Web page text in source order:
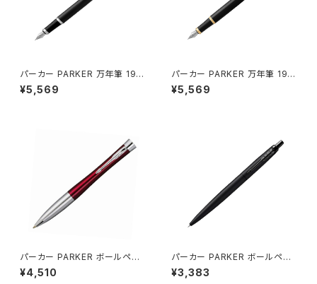
パーカー PARKER 万年筆 197
5591 アイエム IM コアライン T
he Core Line ブラック
¥5,569
パーカー PARKER 万年筆 197
5594 アイエム IM コアライン
The Core Line ブラック
¥5,569
パーカー PARKER ボールペン
2143450 アーバン URBAN コ
アライン The Core Line マジ
¥4,510
パーカー PARKER ボールペン
ジョッターXL JOTTER XL ブラ
ックBT 2122657 ブラック
¥3,383